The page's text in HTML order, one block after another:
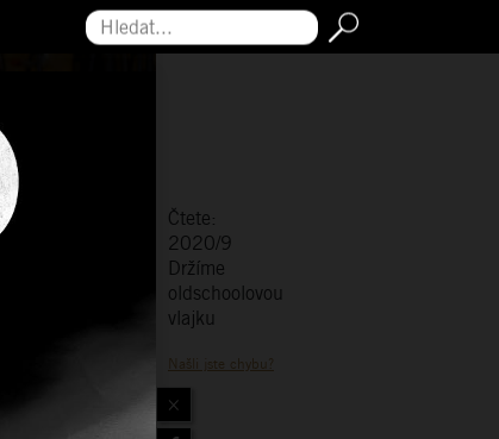
Hledat...
Čtete:
2020/9
Držíme
oldschoolovou
vlajku
Našli jste chybu?
×